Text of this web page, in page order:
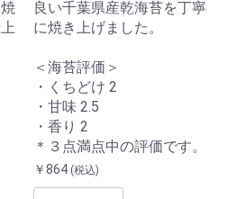
良い千葉県産乾海苔を丁寧
に焼き上げました。
＜海苔評価＞
・くちどけ 2
・甘味 2.5
・香り 2
＊３点満点中の評価です。
￥864 (税込)